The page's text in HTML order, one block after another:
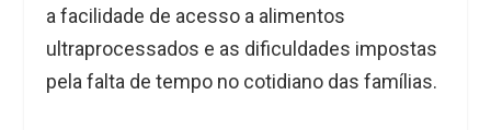
a facilidade de acesso a alimentos
ultraprocessados e as dificuldades impostas
pela falta de tempo no cotidiano das famílias.